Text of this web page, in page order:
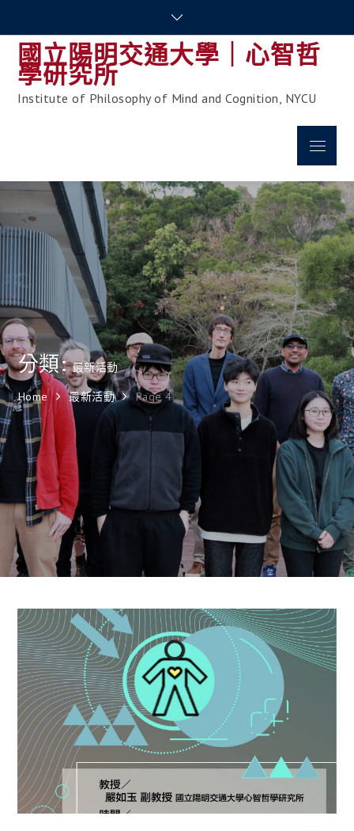
content國立陽明交通大學｜心智哲
學研究所
Institute of Philosophy of Mind and Cognition, NYCU
Menu
分類:最新活動
Home 最新活動 Page 4